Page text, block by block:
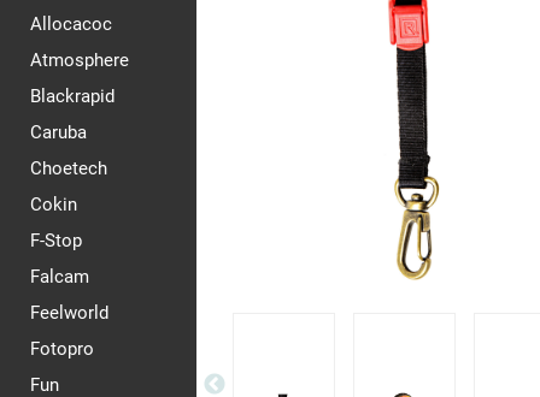
Allocacoc
Atmosphere
Blackrapid
Caruba
Choetech
Cokin
F-Stop
Falcam
Feelworld
Fotopro
Fun